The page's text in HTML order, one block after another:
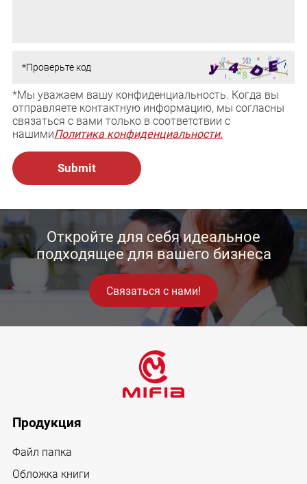
*Мы уважаем вашу конфиденциальность. Когда вы
отправляете контактную информацию, мы согласны
связаться с вами только в соответствии с
нашимиПолитика конфиденциальности.
Откройте для себя идеальное
подходящее для вашего бизнеса
Связаться с нами!
Продукция
Файл папка
Обложка книги